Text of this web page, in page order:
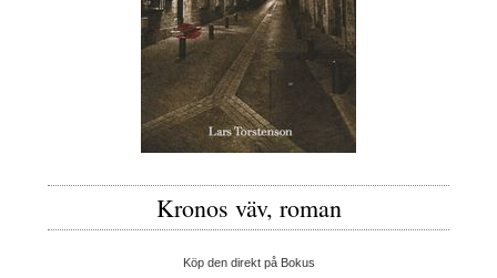
Kronos väv, roman
Köp den direkt på Bokus